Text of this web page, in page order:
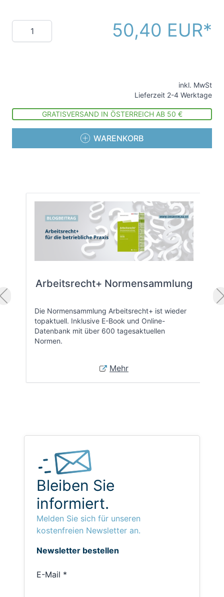
Menge 50,40 EUR
inkl. MwSt
Lieferzeit 2-4 Werktage
GRATISVERSAND IN ÖSTERREICH AB 50 €
WARENKORB
Arbeitsrecht+ Normensammlung
Die Normensammlung Arbeitsrecht+ ist wieder
topaktuell. Inklusive E-Book und Online-
Datenbank mit über 600 tagesaktuellen
Normen.
Mehr
Bleiben Sie
informiert.
Melden Sie sich für unseren
kostenfreien Newsletter an.